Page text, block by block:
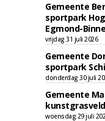
Gemeente
sportpark
Egmond-
vrijdag 31 juli 2026
Gemeente
sportpark
donderdag 30 juli
Gemeente
woensdag 29 juli